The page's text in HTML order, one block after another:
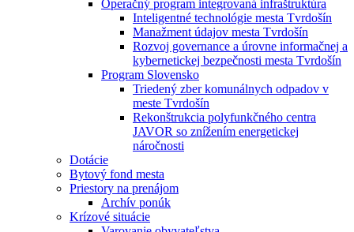
Operačný program integrovaná infraštruktúra
Inteligentné technológie mesta Tvrdošín
Manažment údajov mesta Tvrdošín
Rozvoj governance a úrovne informačnej a
kybernetickej bezpečnosti mesta Tvrdošín
Program Slovensko
Triedený zber komunálnych odpadov v
meste Tvrdošín
Rekonštrukcia polyfunkčného centra
JAVOR so znížením energetickej
náročnosti
Dotácie
Bytový fond mesta
Priestory na prenájom
Archív ponúk
Krízové situácie